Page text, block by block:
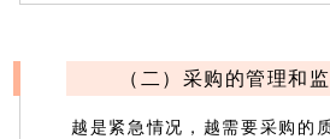
（二）采购的管理和
越是紧急情况，越需要采购的